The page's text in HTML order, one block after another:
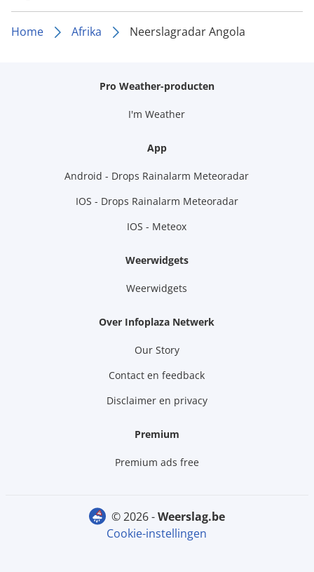
Home Afrika Neerslagradar Angola
Pro Weather-producten
I'm Weather
App
Android - Drops Rainalarm Meteoradar
IOS - Drops Rainalarm Meteoradar
IOS - Meteox
Weerwidgets
Weerwidgets
Over Infoplaza Netwerk
Our Story
Contact en feedback
Disclaimer en privacy
Premium
Premium ads free
© 2026 -
weerslag.be
Cookie-instellingen